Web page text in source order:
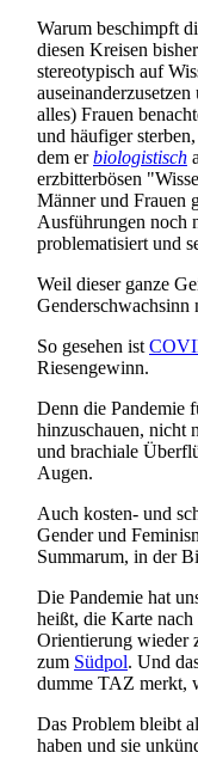
Warum beschimpft
diesen Kreisen
stereo­typisch auf
alles) Frauen
und häufiger
dem erbiologistisch
erzbitter­bösen
Männer und Frauen
Ausführungen noch
problematisiert und
Weil dieser ganze
Gender­schwachsinn
So gesehen ist
Riesengewinn.
Denn die Pandemie
hinzuschauen, nicht
und brachiale
Augen.
Auch kosten- und
Gender und
Summarum, in der
Die Pandemie hat
heißt, die Karte
Orientierung wieder
zum Südpol. Und
dumme TAZ merkt,
Das Problem bleibt
haben und sie